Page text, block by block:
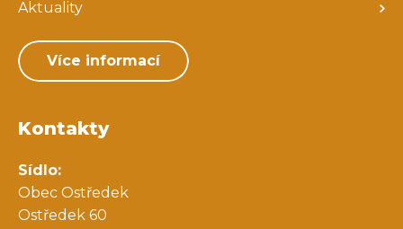
Aktuality
Více informací
Kontakty
Sídlo:
Obec Ostředek
Ostředek 60